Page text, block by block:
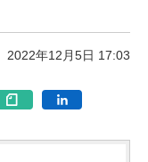
2022年12月5日 17:03